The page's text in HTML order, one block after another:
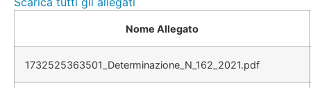
Nome Allegato
1732525363501_Determinazione_N_162_2021.pdf